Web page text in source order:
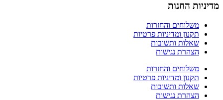
מדיניות החנות
משלוחים והחזרות
תקנון ומדיניות פרטיות
שאלות ותשובות
הצהרת נגישות
משלוחים והחזרות
תקנון ומדיניות פרטיות
שאלות ותשובות
הצהרת נגישות